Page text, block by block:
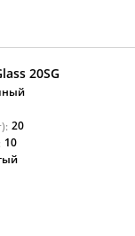
20SG
20
10